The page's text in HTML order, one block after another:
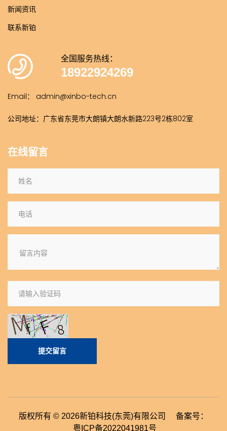
新闻资讯
联系新铂
全国服务热线：
18922924269
Email： admin@xinbo-tech.cn
公司地址：广东省东莞市大朗镇大朗水新路223号2栋802室
在线留言
提交留言
版权所有 © 2026新铂科技(东莞)有限公司 备案号：
粤ICP备2022041981号